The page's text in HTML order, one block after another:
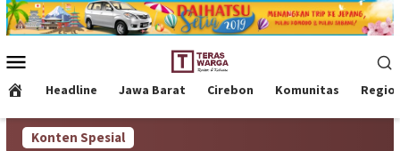
Loncat
ke
Mobile
Headline Jawa Barat Cirebon Komunitas
Konten Spesial